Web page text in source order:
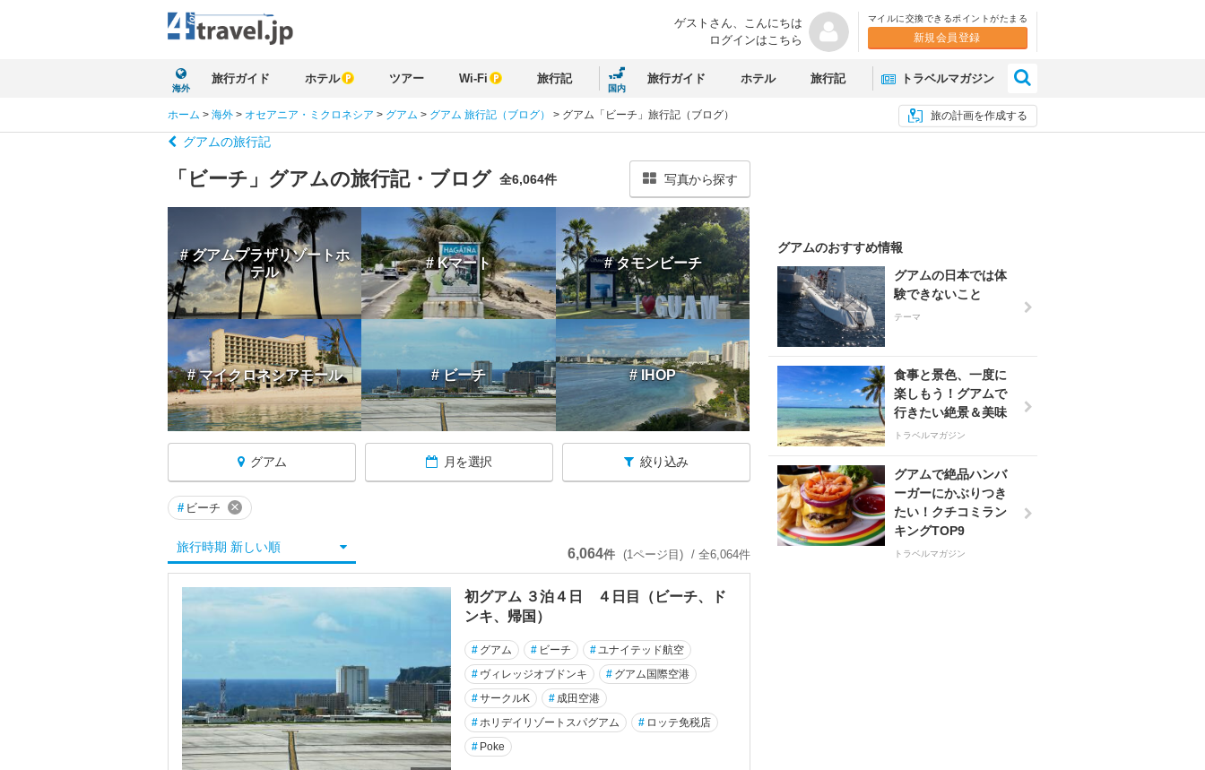
ゲストさん、 こんにちは
ログインはこちら
マイルに交換できるポイントがたまる
新規会員登録
海外
旅行ガイド ホテル ツアー Wi-Fi 旅行記
国内
旅行ガイド ホテル 旅行記 トラベルマガジン
旅の計画を作成する
ホーム > 海外 > オセアニア・ミクロネシア > グアム > グアム 旅行記（ブログ） > グアム「ビーチ」旅行記（ブログ）
グアムの旅行記
「ビーチ」グアムの旅行記・ブログ 全6,064件 写真から探す
# グアムプラザリゾートホ
テル
# Kマート # タモンビーチ
# マイクロネシアモール # ビーチ # IHOP
グアム 月を選択 絞り込み
★グアム
# ビーチ ×
旅行時期 新しい順 6,064件 (1ページ目) / 全6,064件
初グアム ３泊４日 ４日目（ビーチ、ド
ンキ、帰国）
# グアム # ビーチ #ユナイテッド航空
# ヴィレッジオブドンキ # グアム国際空港
#サークルK # 成田空港
#ホリデイリゾートスパグアム # ロッテ免税店
# Poke
グアムのおすすめ情報
グアムの日本では体
験できないこと
テーマ
食事と景色、一度に
楽しもう！グアムで
行きたい絶景＆美味
トラベルマガジン
グアムで絶品ハンバ
ーガーにかぶりつき
たい！クチコミラン
キングTOP9
トラベルマガジン